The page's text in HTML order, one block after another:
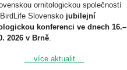
ornitologickou společností
Slovensko jubilejní
konferenci ve dnech 16.–
2026 v Brně.
informace ke konferenci
... více aktualit ...